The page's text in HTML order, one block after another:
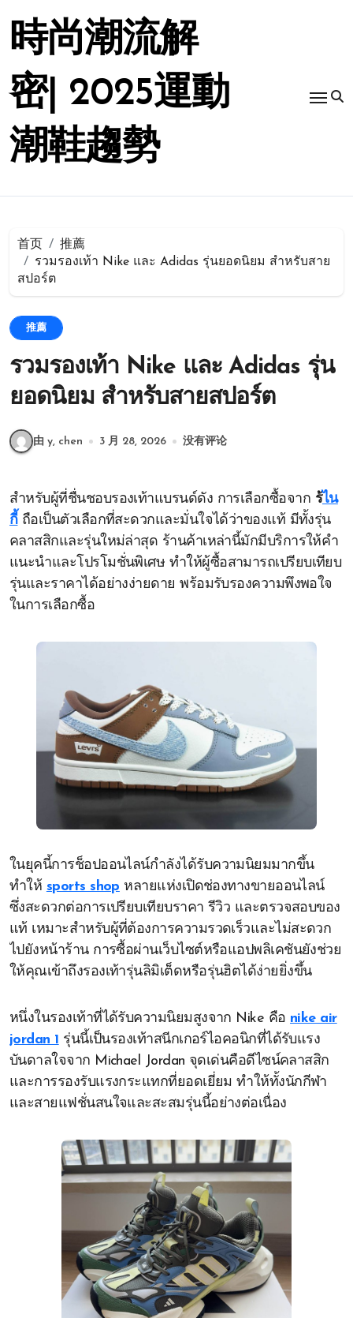
時尚潮流解
密| 2025運動
潮鞋趨勢
首页
推薦
รวมรองเท้า Nike และ Adidas รุ่นยอดนิยม สำหรับสาย
สปอร์ต
推薦
รวมรองเท้า Nike และ Adidas รุ่น
ยอดนิยม สำหรับสายสปอร์ต
由 y, chen 3 月 28, 2026 没有评论
สำหรับผู้ที่ชื่นชอบรองเท้าแบรนด์ดัง การเลือกซื้อจาก ร้ไน
กี้ถือเป็นตัวเลือกที่สะดวกและมั่นใจได้ว่าของแท้ มีทั้งรุ่น
คลาสสิกและรุ่นใหม่ล่าสุด ร้านค้าเหล่านี้มักมีบริการให้คำ
แนะนำและโปรโมชั่นพิเศษ ทำให้ผู้ซื้อสามารถเปรียบเทียบ
รุ่นและราคาได้อย่างง่ายดาย พร้อมรับรองความพึงพอใจ
ในการเลือกซื้อ
ในยุคนี้การช็อปออนไลน์กำลังได้รับความนิยมมากขึ้น
ทำให้ sports shop หลายแห่งเปิดช่องทางขายออนไลน์
ซึ่งสะดวกต่อการเปรียบเทียบราคา รีวิว และตรวจสอบของ
แท้ เหมาะสำหรับผู้ที่ต้องการความรวดเร็วและไม่สะดวก
ไปยังหน้าร้าน การซื้อผ่านเว็บไซต์หรือแอปพลิเคชันยังช่วย
ให้คุณเข้าถึงรองเท้ารุ่นลิมิเต็ดหรือรุ่นฮิตได้ง่ายยิ่งขึ้น
หนึ่งในรองเท้าที่ได้รับความนิยมสูงจาก Nike คือ nike air
jordan 1 รุ่นนี้เป็นรองเท้าสนีกเกอร์ไอคอนิกที่ได้รับแรง
บันดาลใจจาก Michael Jordan จุดเด่นคือดีไซน์คลาสสิก
และการรองรับแรงกระแทกที่ยอดเยี่ยม ทำให้ทั้งนักกีฬา
และสายแฟชั่นสนใจและสะสมรุ่นนี้อย่างต่อเนื่อง